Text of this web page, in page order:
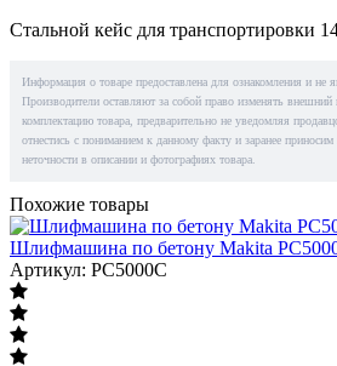
Стальной кейс для транспортировки
Информация о товаре предоставлена для ознакомления и не
Производители оставляют за собой право изменять внешний
комплектацию товара, предварительно не уведомляя
отнестись с пониманием к данному факту и заранее
неточности в описании и фотографиях товара.
Похожие товары
Шлифмашина по бетону Makita
Артикул: PC5000C